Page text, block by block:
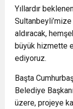
Yıllardır
Sultanbeyli’mize
aldıracak,
büyük hizmette
ediyoruz.
Başta
Belediye
üzere, projeye